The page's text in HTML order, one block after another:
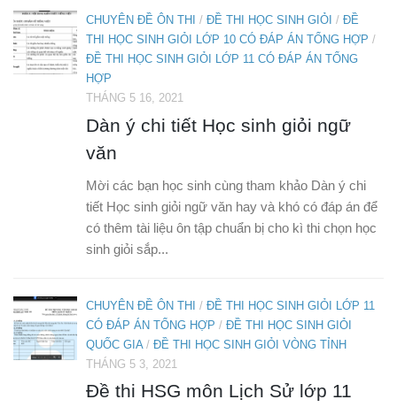
CHUYÊN ĐỀ ÔN THI / ĐỀ THI HỌC SINH GIỎI / ĐỀ
THI HỌC SINH GIỎI LỚP 10 CÓ ĐÁP ÁN TỔNG HỢP /
ĐỀ THI HỌC SINH GIỎI LỚP 11 CÓ ĐÁP ÁN TỔNG
HỢP
THÁNG 5 16, 2021
Dàn ý chi tiết Học sinh giỏi ngữ
văn
Mời các bạn học sinh cùng tham khảo Dàn ý chi
tiết Học sinh giỏi ngữ văn hay và khó có đáp án để
có thêm tài liệu ôn tập chuẩn bị cho kì thi chọn học
sinh giỏi sắp...
CHUYÊN ĐỀ ÔN THI / ĐỀ THI HỌC SINH GIỎI LỚP 11
CÓ ĐÁP ÁN TỔNG HỢP / ĐỀ THI HỌC SINH GIỎI
QUỐC GIA / ĐỀ THI HỌC SINH GIỎI VÒNG TỈNH
THÁNG 5 3, 2021
Đề thi HSG môn Lịch Sử lớp 11